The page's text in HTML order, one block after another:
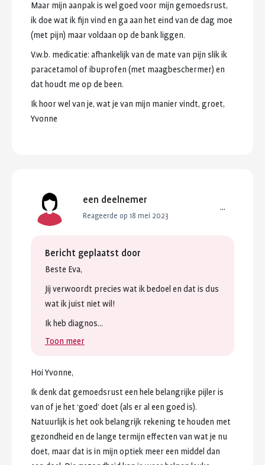
Maar mijn aanpak is wel goed voor mijn gemoedsrust,
ik doe wat ik fijn vind en gaaan het eind van de dag moe
(met pijn) maarvoldaan op de bank liggen.
V.w.b. medicatie: afhankelijk van de mate van pijn slik ik
paracetamol of ibuprofen (met maagbeschermer) en
dat houdt me op de been.
Ik hoorwel van je, wat je van mijn maniervindt, groet,
Yvonne
een deelnemer
Reageerde op 18 mei 2023
...
Bericht geplaatst door
Beste Eva,
Jij verwoordt precies wat ik bedoel en dat is dus
wat ik juist niet wil!
Ik heb diagnos...
Toon meer
Hoi Yvonne,
Ik denk dat gemoedsrust een hele belangrijke pijleris
van of je het ‘goed’ doet (als eral een goed is).
Natuurlijk is het ook belangrijk rekening te houden met
gezondheid en de lange termijn effecten van wat je nu
doet, maardat is in mijn optiek meereen middel dan